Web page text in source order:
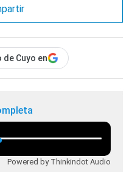
de Cuyo en
Powered by Thinkindot Audio